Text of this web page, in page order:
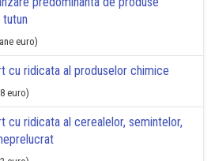
euro)
cu ridicata al produselor chimice
euro)
cu ridicata al cerealelor, semintelor,